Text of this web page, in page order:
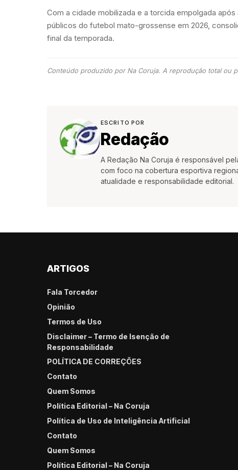
Com a cidade mobilizada e a torcida empolgada
públicos do futebol mato-grossense em 2026,
final da temporada.
Conteúdo produzido por Na Coruja. A reprodução total ou
ESCRITO POR
Redação
A Redação Na Coruja é responsável
com foco na cobertura esportiva
atualidade e responsabilidade editorial.
ARTIGOS
Fala Torcedor
Opinião
Termos de Uso
Disclaimer – Termo de Isenção de
Responsabilidade
POLÍTICA DE CORREÇÕES
Contato
Quem Somos
Política Editorial – Na Coruja
Política de Uso de Inteligência Artificial
Contato
Quem Somos
Política Editorial – Na Coruja